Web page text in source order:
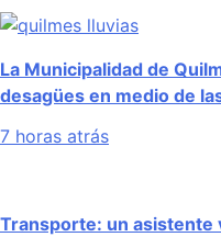
La Municipalidad de
desagües en medio de
7 horas atrás
Transporte: un asistente